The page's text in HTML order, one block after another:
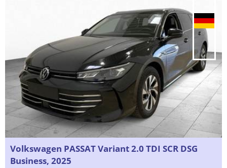
Volkswagen PASSAT Variant 2.0 TDI SCR DSG
Business, 2025